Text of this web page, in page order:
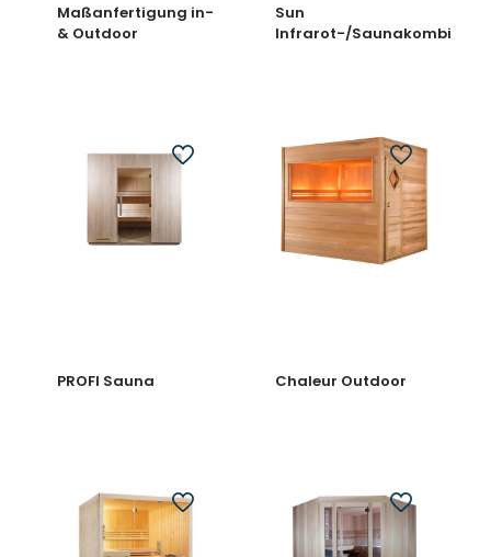
Maßanfertigung in-
& Outdoor
Sun
Infrarot-/Saunakombi
PROFI Sauna Chaleur Outdoor